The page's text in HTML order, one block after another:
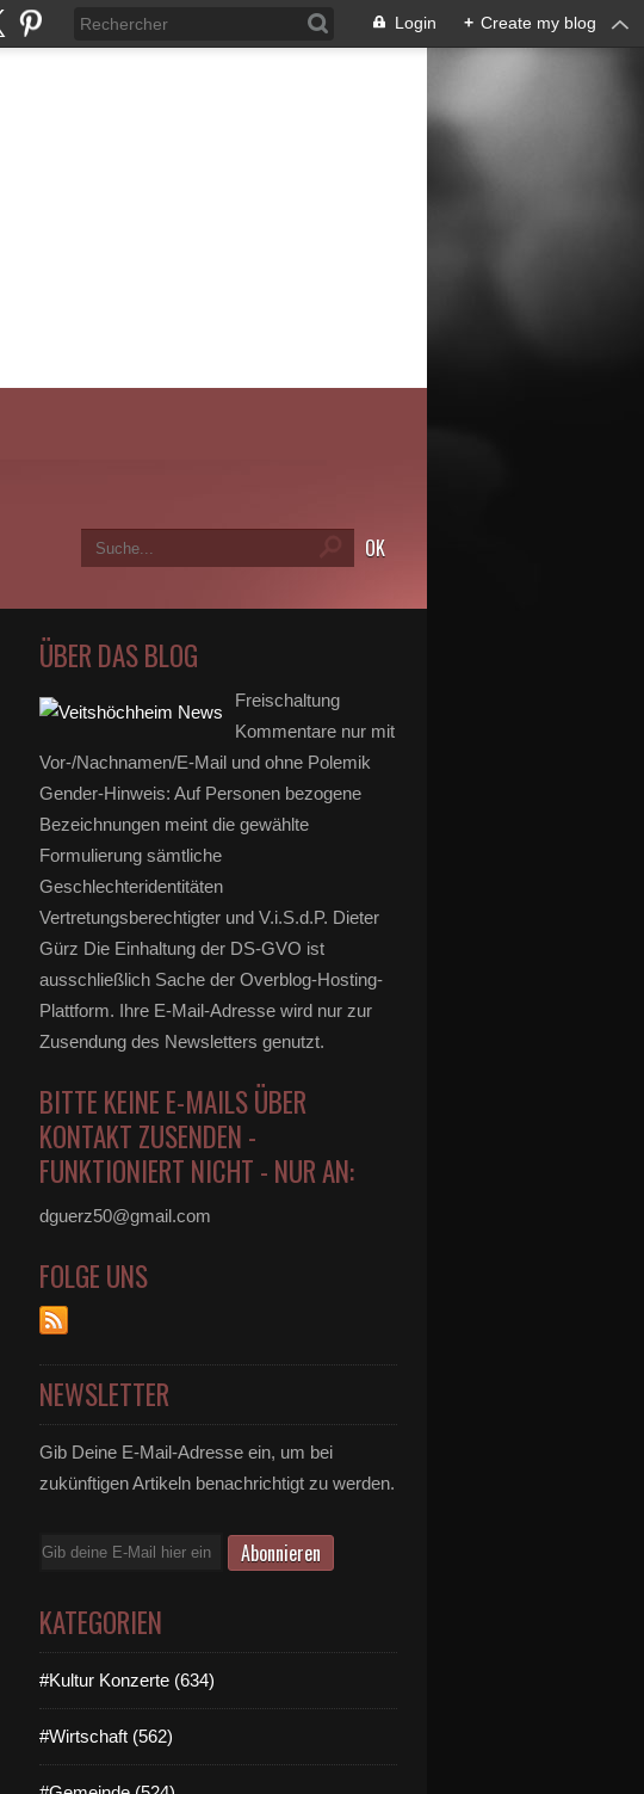
Login + Create my blog
ÜBER DAS BLOG
Freischaltung
Kommentare nur mit
Vor-/Nachnamen/E-Mail und ohne Polemik
Gender-Hinweis: Auf Personen bezogene
Bezeichnungen meint die gewählte
Formulierung sämtliche
Geschlechteridentitäten
Vertretungsberechtigter und V.i.S.d.P. Dieter
Gürz Die Einhaltung der DS-GVO ist
ausschließlich Sache der Overblog-Hosting-
Plattform. Ihre E-Mail-Adresse wird nur zur
Zusendung des Newsletters genutzt.
BITTE KEINE E-MAILS ÜBER
KONTAKT ZUSENDEN -
FUNKTIONIERT NICHT - NUR AN:
dguerz50@gmail.com
FOLGE UNS
NEWSLETTER
Gib Deine E-Mail-Adresse ein, um bei
zukünftigen Artikeln benachrichtigt zu werden.
E-
KATEGORIEN
#Kultur Konzerte (634)
#Wirtschaft (562)